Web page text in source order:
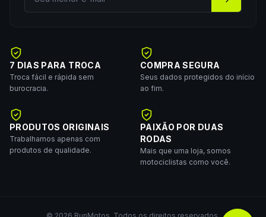
7 DIAS PARA TROCA
Troca fácil e rápida sem
burocracia.
COMPRA SEGURA
Seus dados protegidos do início
ao fim.
PRODUTOS ORIGINAIS
Trabalhamos apenas com
produtos de qualidade.
PAIXÃO POR DUAS
RODAS
Mais que uma loja, somos
motociclistas como você.